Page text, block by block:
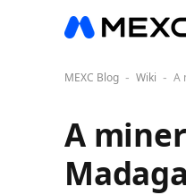
MEXC Blog - Wiki - A
A